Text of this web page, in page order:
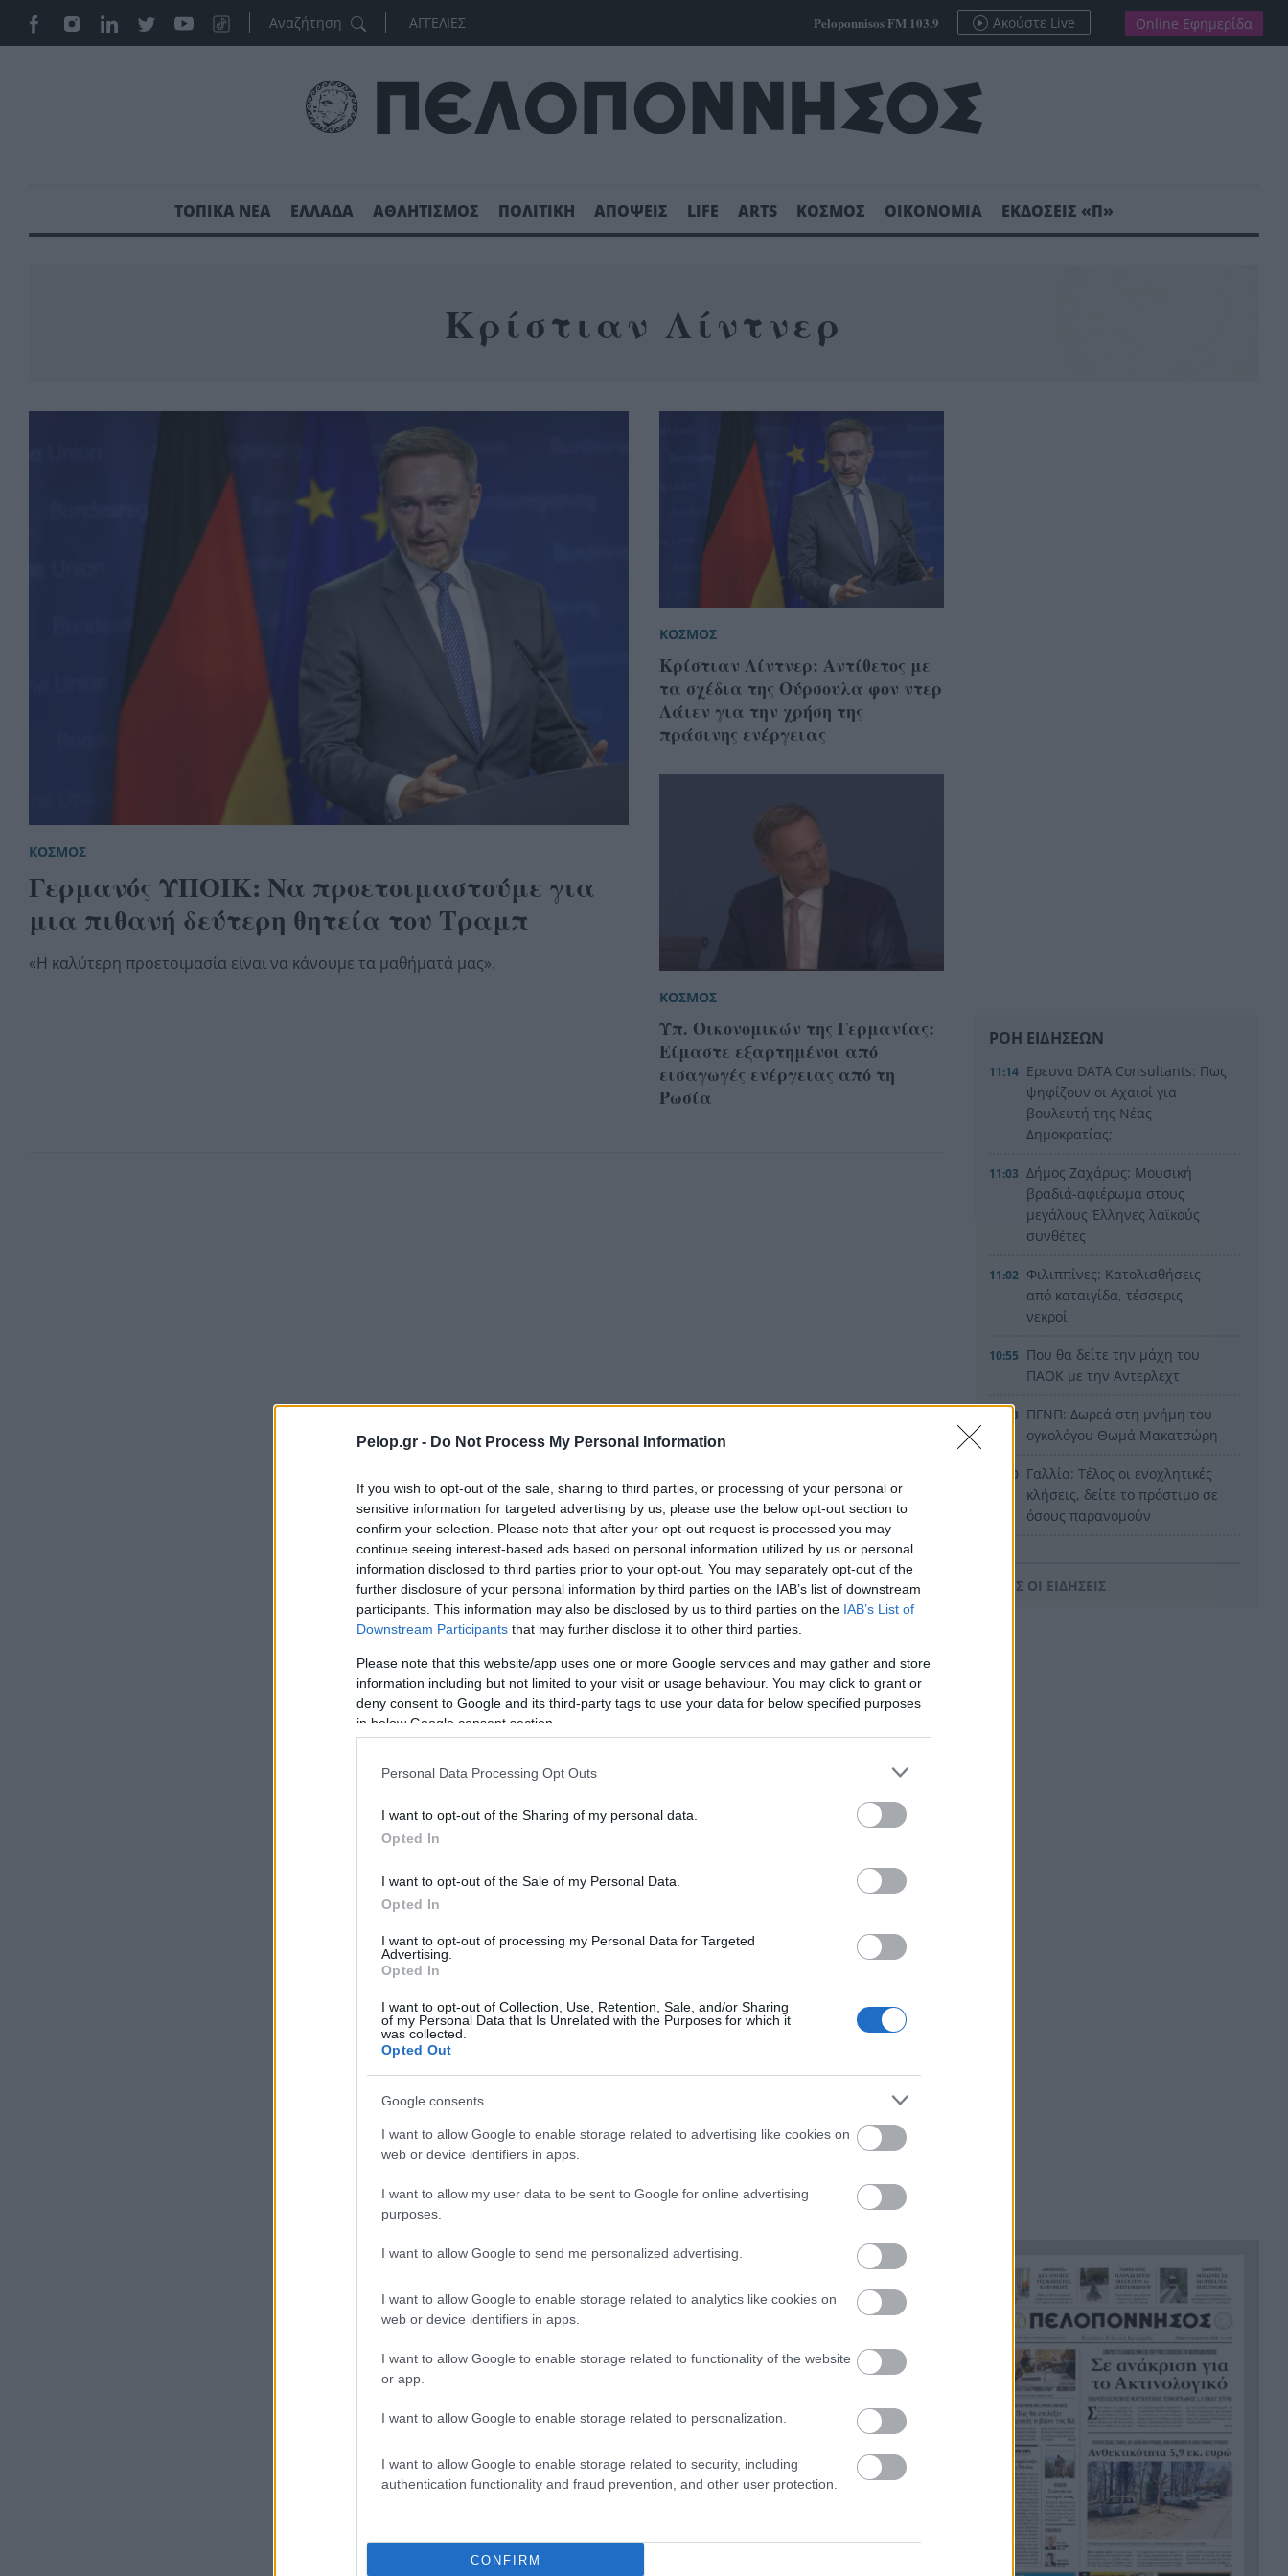
Pelop.gr - Do Not Process My Personal Information
If you wish to opt-out of the sale, sharing to third parties, or processing of your personal or
sensitive information for targeted advertising by us, please use the below opt-out section to
confirm your selection. Please note that after your opt-out request is processed you may
continue seeing interest-based ads based on personal information utilized by us or personal
information disclosed to third parties prior to your opt-out. You may separately opt-out of the
further disclosure of your personal information by third parties on the IAB’s list of downstream
participants. This information may also be disclosed by us to third parties on the IAB’s List of
Downstream Participants that may further disclose it to other third parties.
Please note that this website/app uses one or more Google services and may gather and store
information including but not limited to your visit or usage behaviour. You may click to grant or
deny consent to Google and its third-party tags to use your data for below specified purposes
in below Google consent section.
Personal Data Processing Opt Outs
I want to opt-out of the Sharing of my personal data.
Opted In
I want to opt-out of the Sale of my Personal Data.
Opted In
I want to opt-out of processing my Personal Data for Targeted
Advertising.
Opted In
I want to opt-out of Collection, Use, Retention, Sale, and/or Sharing
of my Personal Data that Is Unrelated with the Purposes for which it
was collected.
Opted Out
Google consents
I want to allow Google to enable storage related to advertising like cookies on
web or device identifiers in apps.
I want to allow my user data to be sent to Google for online advertising
purposes.
I want to allow Google to send me personalized advertising.
I want to allow Google to enable storage related to analytics like cookies on
web or device identifiers in apps.
I want to allow Google to enable storage related to functionality of the website
or app.
I want to allow Google to enable storage related to personalization.
I want to allow Google to enable storage related to security, including
authentication functionality and fraud prevention, and other user protection.
CONFIRM
ΑΓΓΕΛΙΕΣ Peloponnisos FM 103.9 Ακούστε Live Online Εφημερίδα
ΤΟΠΙΚΑ ΝΕΑ ΕΛΛΑΔΑ ΑΘΛΗΤΙΣΜΟΣ ΠΟΛΙΤΙΚΗ ΑΠΟΨΕΙΣ LIFE ARTS ΚΟΣΜΟΣ ΟΙΚΟΝΟΜΙΑ ΕΚΔΟΣΕΙΣ «Π»
Κρίστιαν Λίντνερ
ΚΟΣΜΟΣ
Γερμανός ΥΠΟΙΚ: Να προετοιμαστούμε για
μια πιθανή δεύτερη θητεία του Τραμπ
«Η καλύτερη προετοιμασία είναι να κάνουμε τα μαθήματά μας».
ΚΟΣΜΟΣ
Κρίστιαν Λίντνερ: Αντίθετος με
τα σχέδια της Ούρσουλα φον ντερ
Λάιεν για την χρήση της
πράσινης ενέργειας
ΚΟΣΜΟΣ
Υπ. Οικονομικών της Γερμανίας:
Είμαστε εξαρτημένοι από
εισαγωγές ενέργειας από τη
Ρωσία
ΡΟΗ ΕΙΔΗΣΕΩΝ
11:14 Ερευνα DATA Consultants: Πως
ψηφίζουν οι Αχαιοί για
βουλευτή της Νέας
Δημοκρατίας;
11:03 Δήμος Ζαχάρως: Μουσική
βραδιά-αφιέρωμα στους
μεγάλους Έλληνες λαϊκούς
συνθέτες
11:02 Φιλιππίνες: Κατολισθήσεις
από καταιγίδα, τέσσερις
νεκροί
10:55 Που θα δείτε την μάχη του
ΠΑΟΚ με την Αντερλεχτ
10:53 ΠΓΝΠ: Δωρεά στη μνήμη του
ογκολόγου Θωμά Μακατσώρη
10:50 Γαλλία: Τέλος οι ενοχλητικές
κλήσεις, δείτε το πρόστιμο σε
όσους παρανομούν
κατηγορούμενη – Αύριο στον
του Μενέλαου Λουντέμη στην
Αρχαία Ολυμπία
Τρόμος σε κατάστημα στο
Αίγιο: Την χτύπησαν και της
πήραν τα χρήματα –
Χειροπέδες σε δύο αλλοδαπές
Σήμερα το τελευταίο «αντίο»
στον Λάκη Χαλκιά
Ακίνητα κοντά στη θάλασσα:
Πού «χτυπάνε κόκκινο» οι
τιμές στην Πελοπόννησο
ΟΛΕΣ ΟΙ ΕΙΔΗΣΕΙΣ